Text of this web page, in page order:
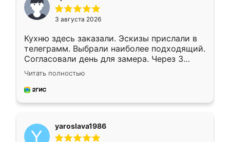
3 августа 2026
Кухню здесь заказали. Эскизы прислали в
телеграмм. Выбрали наиболее подходящий.
Согласовали день для замера. Через 3
недели кухня была уже готова. Остались
довольны работой. Спасибо Ренессанс
мебель за качественную работу!
Читать полностью
yaroslava1986